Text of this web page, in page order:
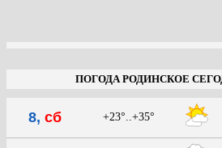
ПОГОДА РОДИНСКОЕ
8, сб +23°..+35°